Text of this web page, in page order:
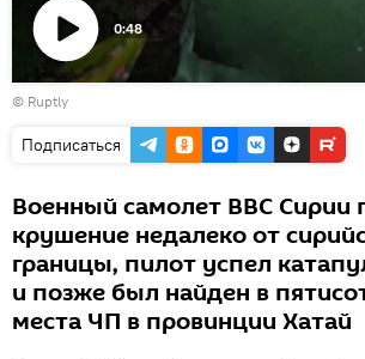
Воспроизвести
видео
0:48
© Ruptly
Подписаться
Военный самолет ВВС Сирии
крушение недалеко от
границы, пилот успел
и позже был найден в
места ЧП в провинции Хатай